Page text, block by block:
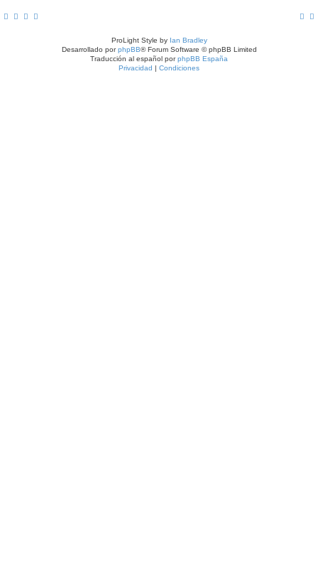
ProLight Style by Ian Bradley
Desarrollado porphpBB® Forum Software © phpBB Limited
Traducción al español porphpBB España
Privacidad | Condiciones